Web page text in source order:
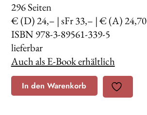
296Seiten
€ (D) 24,– | sFr 33,– | € (A) 24,70
ISBN 978-3-89561-339-5
lieferbar
Auch als E-Book erhältlich
In den Warenkorb